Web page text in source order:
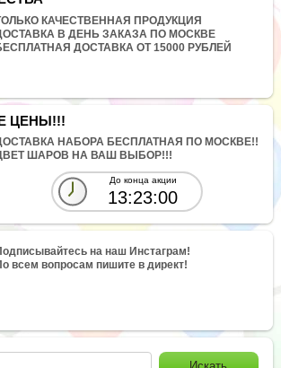
КАЧЕСТВЕННАЯ ПРОДУКЦИЯ
В ДЕНЬ ЗАКАЗА ПО МОСКВЕ
ДОСТАВКА ОТ 15000 РУБЛЕЙ
ЦЕНЫ!!!
НАБОРА БЕСПЛАТНАЯ ПО МОСКВЕ!!
ШАРОВ НА ВАШ ВЫБОР!!!
До конца акции
13:22:59
на наш Инстаграм!
всем вопросам пишите в директ!